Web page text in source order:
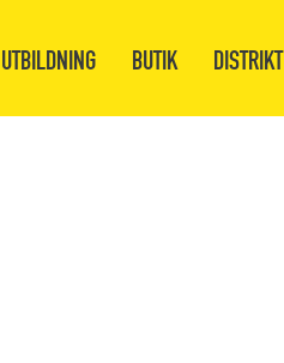
UTBILDNING BUTIK DISTRIKT